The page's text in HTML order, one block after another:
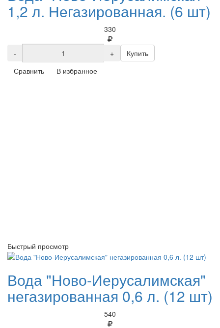
1,2 л. Негазированная. (6 шт)
330
- +
Купить
Сравнить
В избранное
Быстрый просмотр
Вода "Ново-Иерусалимская"
негазированная 0,6 л. (12 шт)
540